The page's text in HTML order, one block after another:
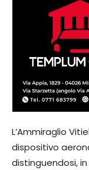
L’Ammiraglio
dispositivo
distinguendosi,